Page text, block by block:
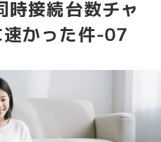
接続台数チャ
かった件-07